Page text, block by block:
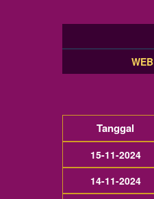
WEB
Tanggal
15-11-2024
14-11-2024